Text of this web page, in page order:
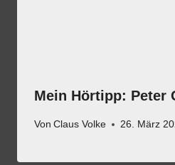
Mein Hörtipp: Peter
Von Claus Volke 26. März